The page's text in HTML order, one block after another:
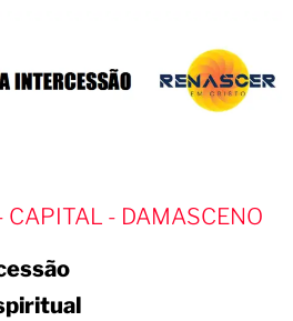
CAPITAL - DAMASCENO